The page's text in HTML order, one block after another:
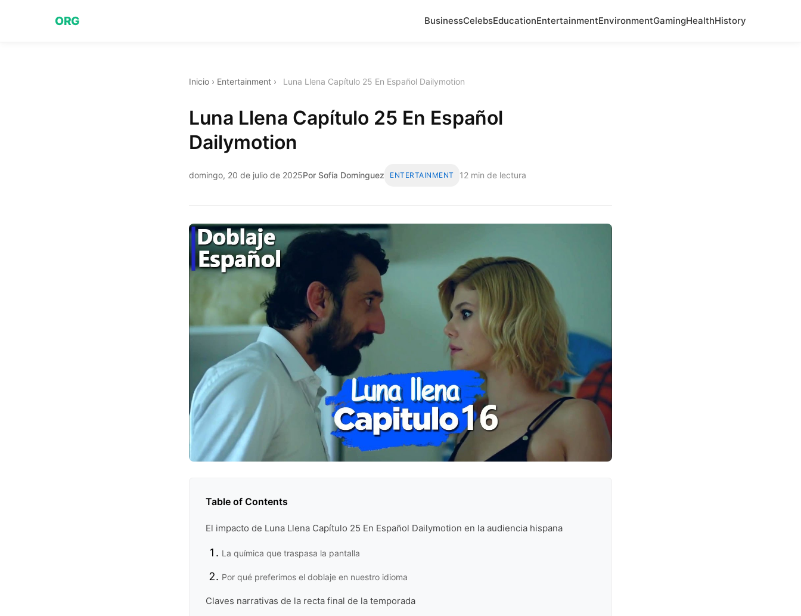
ORG BusinessCelebsEducationEntertainmentEnvironmentGamingHealthHistory
Inicio › Entertainment › Luna Llena Capítulo 25 En Español Dailymotion
Luna Llena Capítulo 25 En Español
Dailymotion
domingo, 20 de julio de 2025Por Sofía Domínguez ENTERTAINMENT 12 min de lectura
Table of Contents
El impacto de Luna Llena Capítulo 25 En Español Dailymotion en la audiencia hispana
La química que traspasa la pantalla
Por qué preferimos el doblaje en nuestro idioma
Claves narrativas de la recta final de la temporada